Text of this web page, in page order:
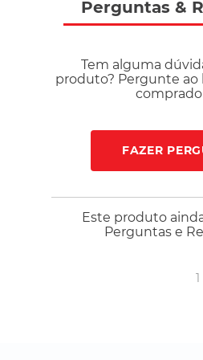
Perguntas &
Tem alguma
produto? Pergunte ao
FAZER
Este produto
Perguntas e